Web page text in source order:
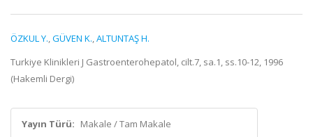
ÖZKUL Y.,GÜVEN K.,ALTUNTAŞ H.
Turkiye Klinikleri J Gastroenterohepatol, cilt.7, sa.1, ss.10-12, 1996
(Hakemli Dergi)
Yayın Türü: Makale / Tam Makale